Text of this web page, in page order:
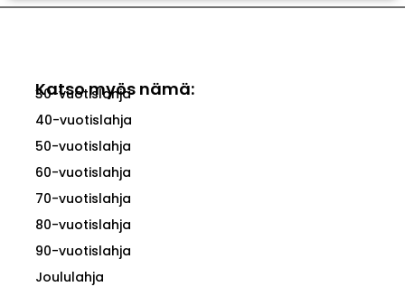
Katso myös nämä:
30-vuotislahja
40-vuotislahja
50-vuotislahja
60-vuotislahja
70-vuotislahja
80-vuotislahja
90-vuotislahja
Joululahja